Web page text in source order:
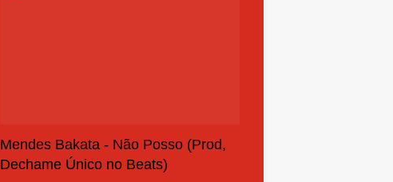
Mendes Bakata - Não Posso (Prod,
Dechame Único no Beats)